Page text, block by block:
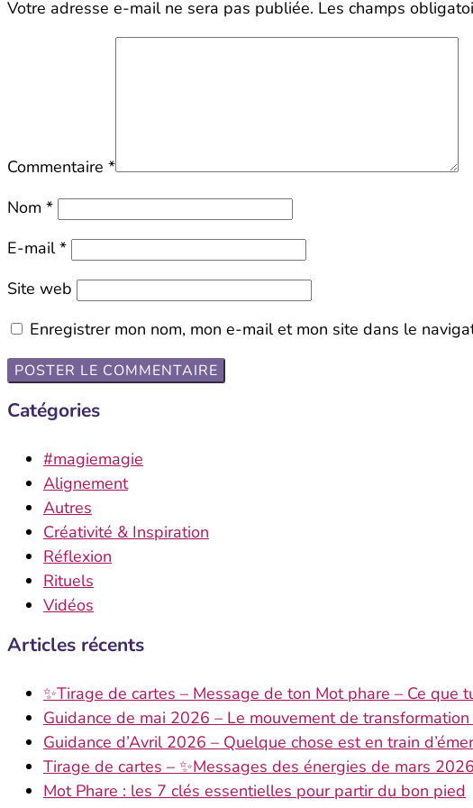
Votre adresse e-mail ne sera pas publiée. Les champs
Commentaire *
Nom *
E-mail*
Site web
Enregistrer mon nom, mon e-mail et mon site dans le
Catégories
#magiemagie
Alignement
Autres
Créativité & Inspiration
Réflexion
Rituels
Vidéos
Articles récents
✨Tirage de cartes – Message de ton Mot phare – Ce que
Guidance de mai 2026 – Le mouvement de
Guidance d’Avril 2026 – Quelque chose est en train
Tirage de cartes – ✨Messages des énergies de mars
Mot Phare : les 7 clés essentielles pour partir du bon pied